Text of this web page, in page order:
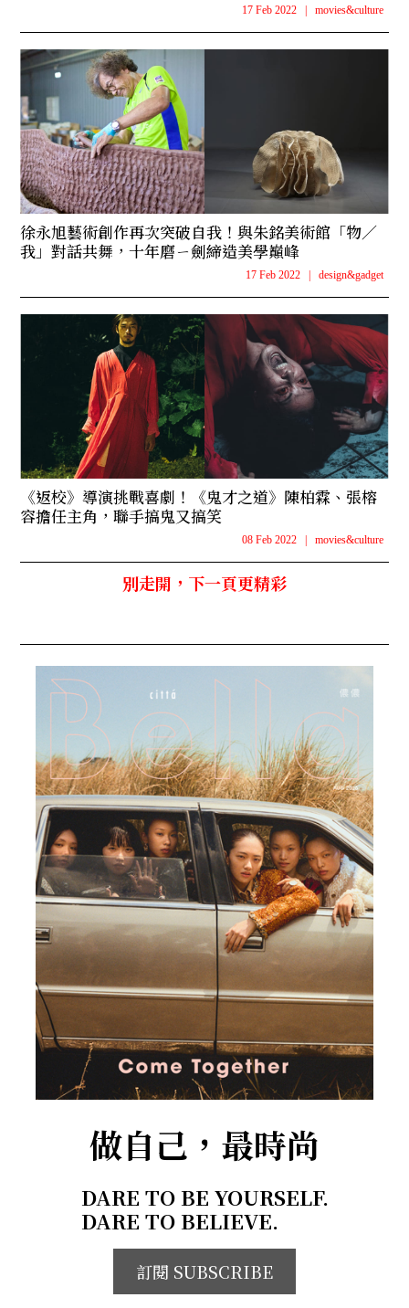
17 Feb 2022 | movies&culture
徐永旭藝術創作再次突破自我！與朱銘美術館「物／
我」對話共舞，十年磨ㄧ劍締造美學巔峰
17 Feb 2022 | design&gadget
《返校》導演挑戰喜劇！《鬼才之道》陳柏霖、張榕
容擔任主角，聯手搞鬼又搞笑
08 Feb 2022 | movies&culture
別走開，下一頁更精彩
做自己，最時尚
DARE TO BE YOURSELF.
DARE TO BELIEVE.
訂閱 SUBSCRIBE